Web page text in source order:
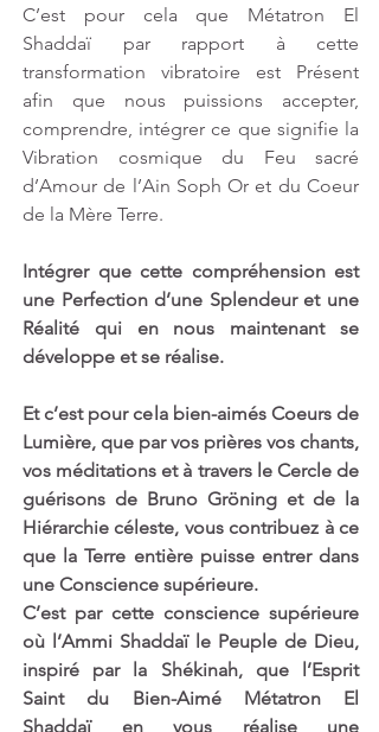
C’est pour cela que Métatron El
Shaddaï par rapport à cette
transformation vibratoire est Présent
afin que nous puissions accepter,
comprendre, intégrer ce que signifie la
Vibration cosmique du Feu sacré
d’Amour de l’Ain Soph Or et du Coeur
de la Mère Terre.
Intégrer que cette compréhension est
une Perfection d’une Splendeur et une
Réalité qui en nous maintenant se
développe et se réalise.
Et c’est pour cela bien-aimés Coeurs de
Lumière, que par vos prières vos chants,
vos méditations et à travers le Cercle de
guérisons de Bruno Gröning et de la
Hiérarchie céleste, vous contribuez à ce
que la Terre entière puisse entrer dans
une Conscience supérieure.
C’est par cette conscience supérieure
où l’Ammi Shaddaï le Peuple de Dieu,
inspiré par la Shékinah, que l’Esprit
Saint du Bien-Aimé Métatron El
Shaddaï en vous réalise une